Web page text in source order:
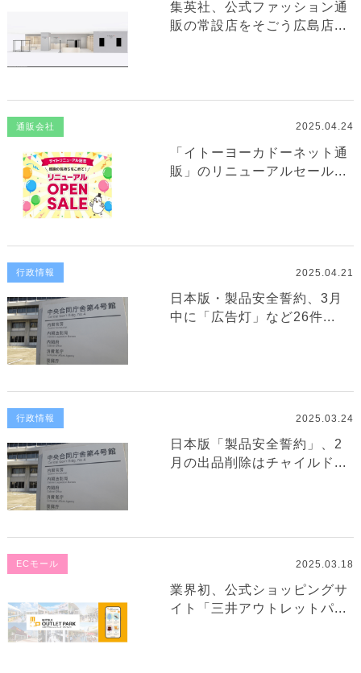
集英社、公式ファッション通
販の常設店をそごう広島店...
通販会社 2025.04.24
「イトーヨーカドーネット通
販」のリニューアルセール...
行政情報 2025.04.21
日本版・製品安全誓約、3月
中に「広告灯」など26件...
行政情報 2025.03.24
日本版「製品安全誓約」、2
月の出品削除はチャイルド...
ECモール 2025.03.18
業界初、公式ショッピングサ
イト「三井アウトレットパ...